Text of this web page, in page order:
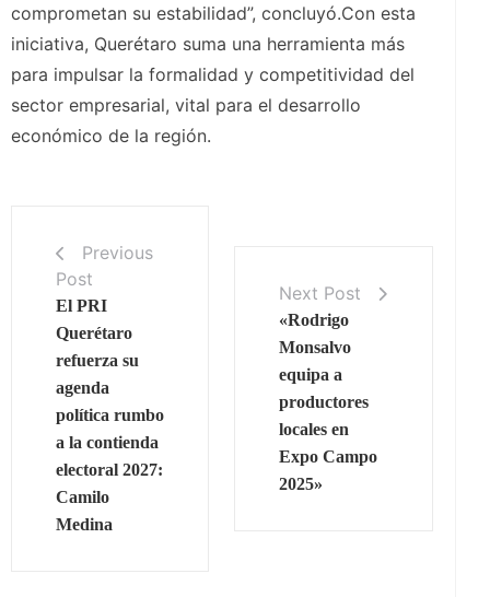
comprometan su estabilidad”, concluyó.Con esta
iniciativa, Querétaro suma una herramienta más
para impulsar la formalidad y competitividad del
sector empresarial, vital para el desarrollo
económico de la región.
Previous
Post
El PRI
Querétaro
refuerza su
agenda
política rumbo
a la contienda
electoral 2027:
Camilo
Medina
Next Post
«Rodrigo
Monsalvo
equipa a
productores
locales en
Expo Campo
2025»